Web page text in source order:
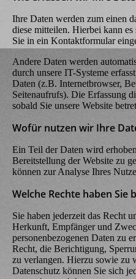
Ihre Daten werden zum einen
diese mitteilen. Hierbei kann
Sie in ein Kontaktformular
Andere Daten werden
durch unsere IT-Systeme
Daten (z.B. Internetbrowser,
Seitenaufrufs). Die Erfassung
sobald Sie unsere Website
Wofür nutzen wir Ihre
Ein Teil der Daten wird
Bereitstellung der Website zu
können zur Analyse Ihres
Welche Rechte haben Sie
Sie haben jederzeit das Recht
Herkunft, Empfänger und
personenbezogenen Daten zu
Recht, die Berichtigung,
zu verlangen. Hierzu sowie zu
Datenschutz können Sie sich